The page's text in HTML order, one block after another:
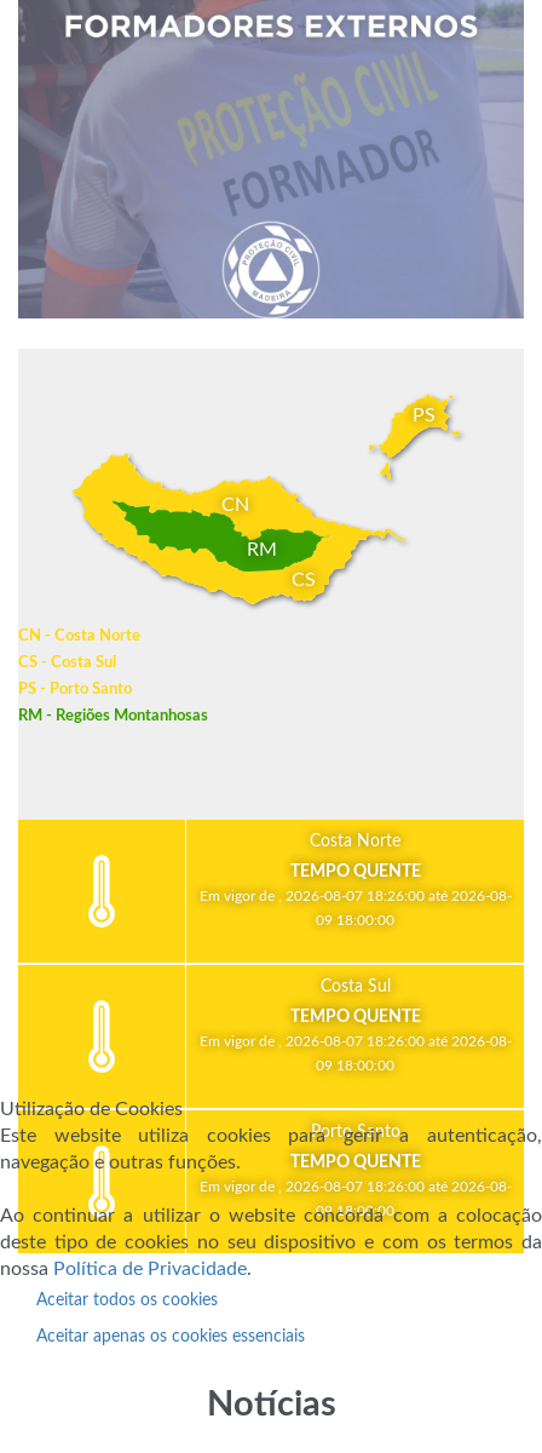
CN
CS
PS
RM
CN - Costa Norte
CS - Costa Sul
PS - Porto Santo
RM - Regiões Montanhosas
Costa Norte
TEMPO QUENTE
Em vigor de , 2026-08-07 18:26:00 até 2026-08-
09 18:00:00
Costa Sul
TEMPO QUENTE
Em vigor de , 2026-08-07 18:26:00 até 2026-08-
09 18:00:00
Porto Santo
TEMPO QUENTE
Em vigor de , 2026-08-07 18:26:00 até 2026-08-
09 18:00:00
Notícias
Utilização de Cookies
Este website utiliza cookies para gerir a autenticação,
navegação e outras funções.
Ao continuar a utilizar o website concorda com a colocação
deste tipo de cookies no seu dispositivo e com os termos da
nossa Política de Privacidade.
Aceitar todos os cookies
Aceitar apenas os cookies essenciais